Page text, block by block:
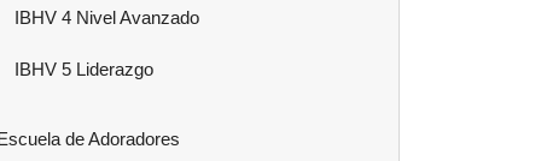
IBHV 4 Nivel Avanzado
IBHV 5 Liderazgo
de Adoradores